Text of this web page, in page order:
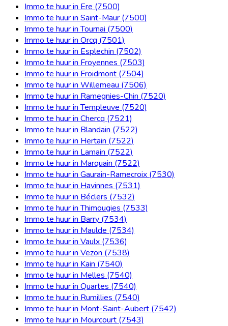
Immo te huur in Ere (7500)
Immo te huur in Saint-Maur (7500)
Immo te huur in Tournai (7500)
Immo te huur in Orcq (7501)
Immo te huur in Esplechin (7502)
Immo te huur in Froyennes (7503)
Immo te huur in Froidmont (7504)
Immo te huur in Willemeau (7506)
Immo te huur in Ramegnies-Chin (7520)
Immo te huur in Templeuve (7520)
Immo te huur in Chercq (7521)
Immo te huur in Blandain (7522)
Immo te huur in Hertain (7522)
Immo te huur in Lamain (7522)
Immo te huur in Marquain (7522)
Immo te huur in Gaurain-Ramecroix (7530)
Immo te huur in Havinnes (7531)
Immo te huur in Béclers (7532)
Immo te huur in Thimougies (7533)
Immo te huur in Barry (7534)
Immo te huur in Maulde (7534)
Immo te huur in Vaulx (7536)
Immo te huur in Vezon (7538)
Immo te huur in Kain (7540)
Immo te huur in Melles (7540)
Immo te huur in Quartes (7540)
Immo te huur in Rumillies (7540)
Immo te huur in Mont-Saint-Aubert (7542)
Immo te huur in Mourcourt (7543)